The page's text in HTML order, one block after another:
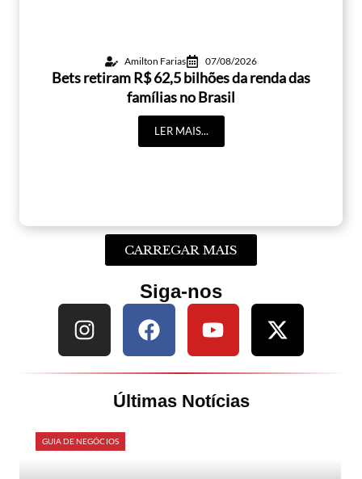
Amilton Farias 07/08/2026
Bets retiram R$ 62,5 bilhões da renda das
famílias no Brasil
LER MAIS...
CARREGAR MAIS
Siga-nos
Últimas Notícias
GUIA DE NEGÓCIOS